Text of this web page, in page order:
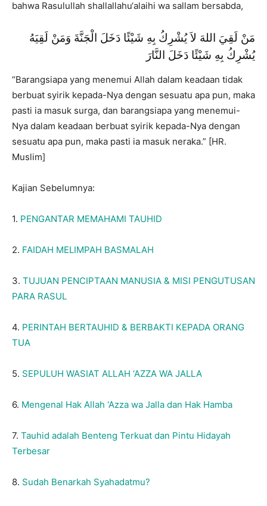
bahwa Rasulullah shallallahu‘alaihi wa sallam bersabda,
مَنْ لَقِيَ اللهَ لاَ يُشْرِكُ بِهِ شَيْئًا دَخَلَ الْجَنَّةَ وَمَنْ لَقِيَهُ
يُشْرِكُ بِهِ شَيْئًا دَخَلَ النَّارَ
“Barangsiapa yang menemui Allah dalam keadaan tidak
berbuat syirik kepada-Nya dengan sesuatu apa pun, maka
pasti ia masuk surga, dan barangsiapa yang menemui-
Nya dalam keadaan berbuat syirik kepada-Nya dengan
sesuatu apa pun, maka pasti ia masuk neraka.” [HR.
Muslim]
Kajian Sebelumnya:
1. PENGANTAR MEMAHAMI TAUHID
2. FAIDAH MELIMPAH BASMALAH
3. TUJUAN PENCIPTAAN MANUSIA & MISI PENGUTUSAN
PARA RASUL
4. PERINTAH BERTAUHID & BERBAKTI KEPADA ORANG
TUA
5. SEPULUH WASIAT ALLAH ‘AZZA WA JALLA
6. Mengenal Hak Allah ‘Azza wa Jalla dan Hak Hamba
7. Tauhid adalah Benteng Terkuat dan Pintu Hidayah
Terbesar
8. Sudah Benarkah Syahadatmu?